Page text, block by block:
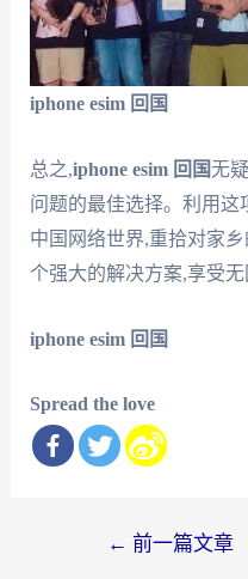
iphone esim 回国
总之,iphone esim 回国无
问题的最佳选择。利用这
中国网络世界,重拾对家
个强大的解决方案,享受
iphone esim 回国
Spread the love
← 前一篇文章